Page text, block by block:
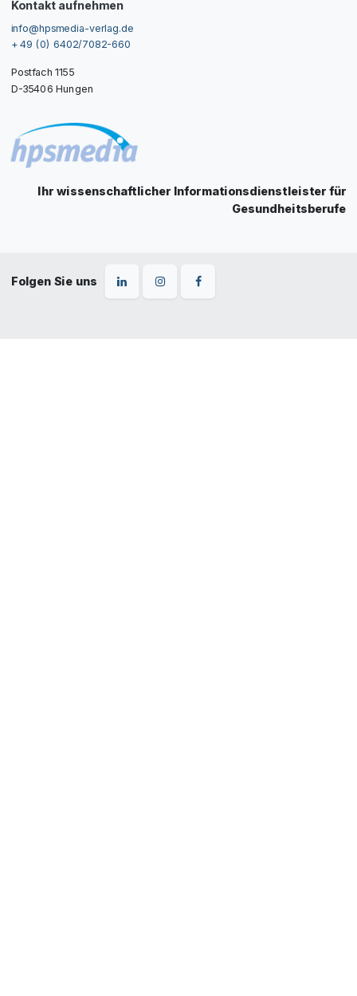
Kontakt aufnehmen
info@hpsmedia-verlag.de
+ 49 (0) 6402/7082-660
Postfach 1155
D-35406 Hungen
Ihr wissenschaftlicher Informationsdienstleister für
Gesundheitsberufe
Folgen Sie uns